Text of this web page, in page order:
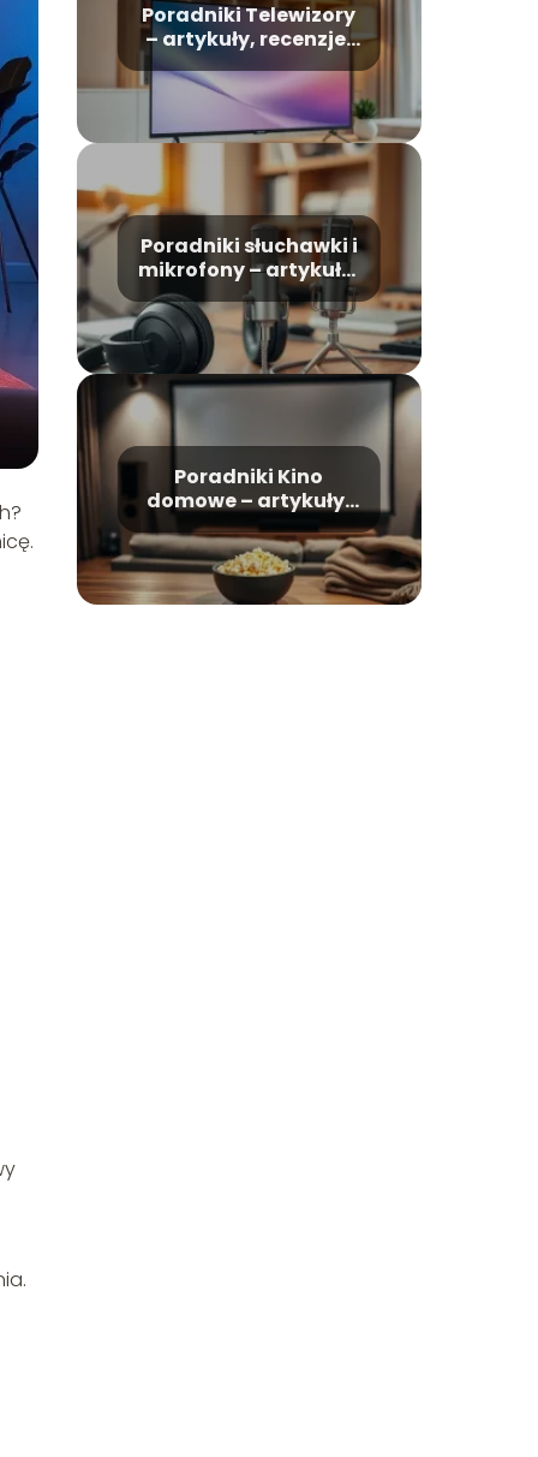
Poradniki Telewizory
– artykuły, recenzje,
rankingi
Poradniki słuchawki i
mikrofony – artykuły,
recenzje, rankingi
Poradniki Kino
domowe – artykuły,
recenzje, rankingi